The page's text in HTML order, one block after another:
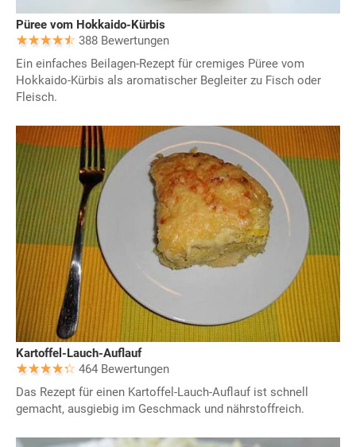
Püree vom Hokkaido-Kürbis
388 Bewertungen
Ein einfaches Beilagen-Rezept für cremiges Püree vom
Hokkaido-Kürbis als aromatischer Begleiter zu Fisch oder
Fleisch.
Kartoffel-Lauch-Auflauf
464 Bewertungen
Das Rezept für einen Kartoffel-Lauch-Auflauf ist schnell
gemacht, ausgiebig im Geschmack und nährstoffreich.